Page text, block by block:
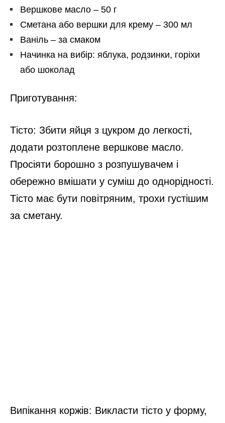
Вершкове масло – 50 г
Сметана або вершки для крему – 300 мл
Ваніль – за смаком
Начинка на вибір: яблука, родзинки, горіхи
або шоколад
Приготування:
Тісто: Збити яйця з цукром до легкості,
додати розтоплене вершкове масло.
Просіяти борошно з розпушувачем і
обережно вмішати у суміш до однорідності.
Тісто має бути повітряним, трохи густішим
за сметану.
Випікання коржів: Викласти тісто у форму,